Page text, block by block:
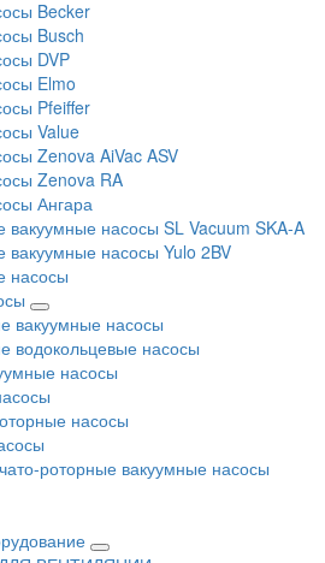
Becker
Busch
DVP
Elmo
Pfeiffer
Value
Zenova AiVac ASV
Zenova RA
Ангара
вакуумные насосы SL Vacuum SKA-A
вакуумные насосы Yulo 2BV
насосы
вакуумные насосы
водокольцевые насосы
насосы
насосы
роторные вакуумные насосы